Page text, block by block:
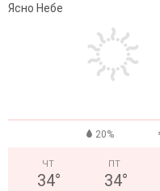
Ясно Небе
20%
ЧТ
34°
ПТ
34°